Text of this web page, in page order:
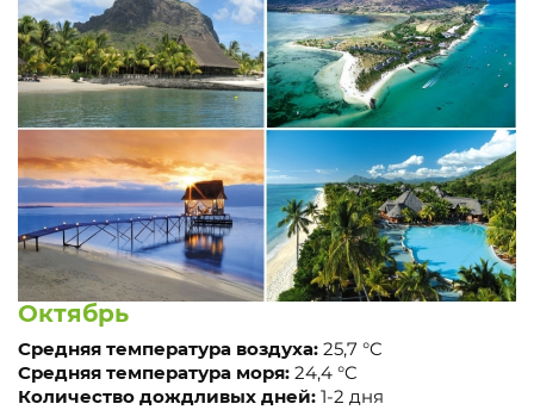
Октябрь
Средняя температура воздуха: 25,7 °C
Средняя температура моря: 24,4 °C
Количество дождливых дней: 1-2 дня